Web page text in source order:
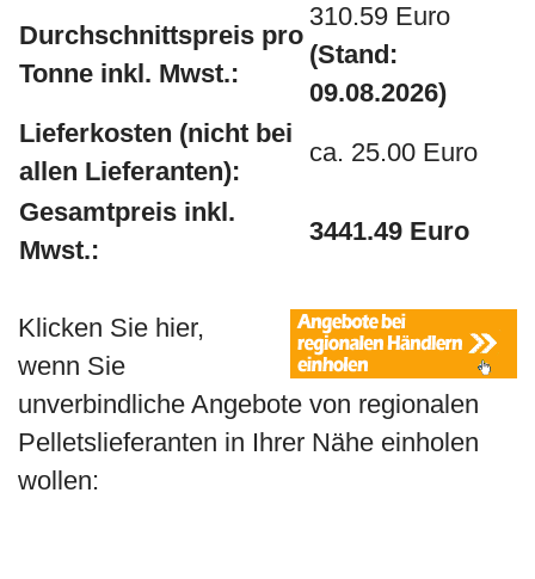
Durchschnittspreis pro
Tonne inkl. Mwst.:
310.59 Euro
(Stand:
09.08.2026)
Lieferkosten (nicht bei
allen Lieferanten):
ca. 25.00 Euro
Gesamtpreis inkl.
Mwst.:
3441.49 Euro
Klicken Sie hier,
wenn Sie
unverbindliche Angebote von regionalen
Pelletslieferanten in Ihrer Nähe einholen
wollen: